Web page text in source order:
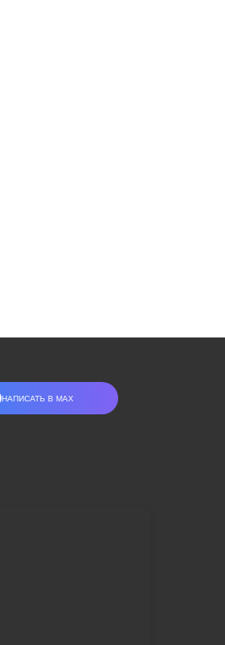
НАПИСАТЬ В МАХ